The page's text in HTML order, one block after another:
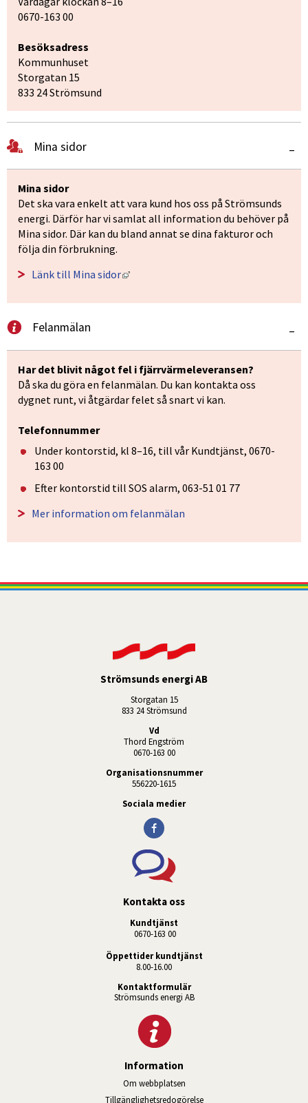
0670-163 00
Besöksadress
Kommunhuset
Storgatan 15
833 24 Strömsund
Mina sidor –
Mina sidor
Det ska vara enkelt att vara kund hos oss på Strömsunds
energi. Därför har vi samlat all information du behöver på
Mina sidor. Där kan du bland annat se dina fakturor och
följa din förbrukning.
Länk till Mina sidor Länk till annan webbplats, öppnas i
Felanmälan –
Har det blivit något fel i fjärrvärmeleveransen?
Då ska du göra en felanmälan. Du kan kontakta oss
dygnet runt, vi åtgärdar felet så snart vi kan.
Telefonnummer
Under kontorstid, kl 8–16, till vår Kundtjänst, 0670-
163 00
Efter kontorstid till SOS alarm, 063-51 01 77
Mer information om felanmälan
Strömsunds energi AB
Storgatan 15
833 24 Strömsund
Vd
Thord Engström
0670-163 00
Organisationsnummer
556220-1615
Sociala medier
Kontakta oss
Kundtjänst
0670-163 00
Öppettider kundtjänst
8.00-16.00
Kontaktformulär
Strömsunds energi AB
Information
Om webbplatsen
Tillgänglighetsredogörelse